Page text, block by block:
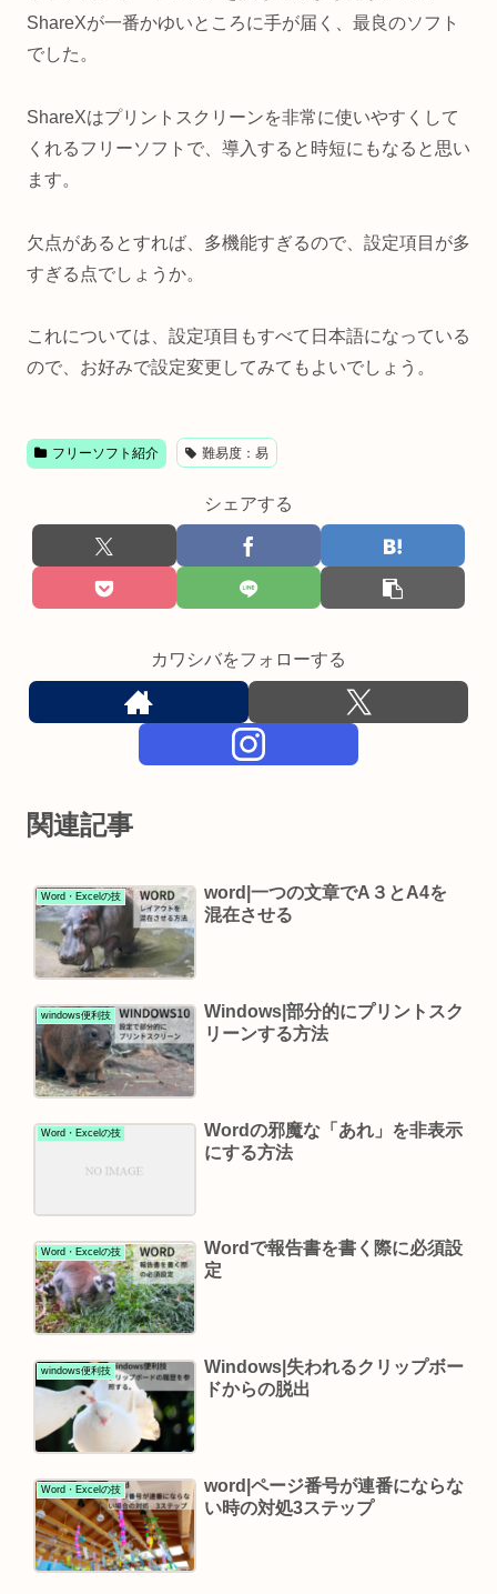
ShareXが一番かゆいところに手が届く、最良のソフト
でした。
ShareXはプリントスクリーンを非常に使いやすくして
くれるフリーソフトで、導入すると時短にもなると思い
ます。
欠点があるとすれば、多機能すぎるので、設定項目が多
すぎる点でしょうか。
これについては、設定項目もすべて日本語になっている
ので、お好みで設定変更してみてもよいでしょう。
フリーソフト紹介 難易度：易
シェアする
カワシバをフォローする
関連記事
Word・Excelの技
word|一つの文章でA３とA4を
混在させる
windows便利技
Windows|部分的にプリントスク
リーンする方法
Word・Excelの技
Wordの邪魔な「あれ」を非表示
にする方法
Word・Excelの技
Wordで報告書を書く際に必須設
定
windows便利技
Windows|失われるクリップボー
ドからの脱出
Word・Excelの技
word|ページ番号が連番にならな
い時の対処3ステップ